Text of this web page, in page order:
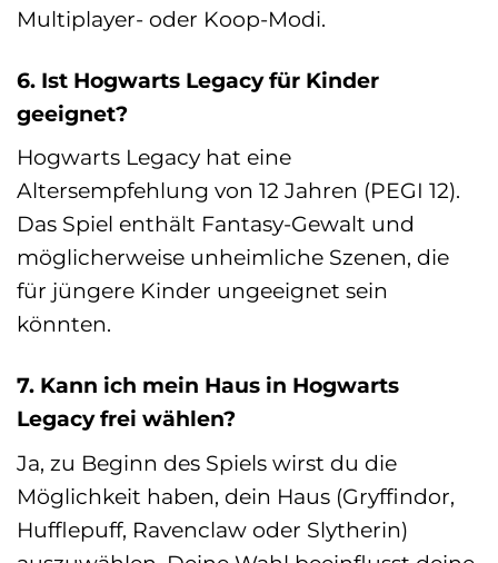
Multiplayer- oder Koop-Modi.
6. Ist Hogwarts Legacy für Kinder
geeignet?
Hogwarts Legacy hat eine
Altersempfehlung von 12 Jahren (PEGI 12).
Das Spiel enthält Fantasy-Gewalt und
möglicherweise unheimliche Szenen, die
für jüngere Kinder ungeeignet sein
könnten.
7. Kann ich mein Haus in Hogwarts
Legacy frei wählen?
Ja, zu Beginn des Spiels wirst du die
Möglichkeit haben, dein Haus (Gryffindor,
Hufflepuff, Ravenclaw oder Slytherin)